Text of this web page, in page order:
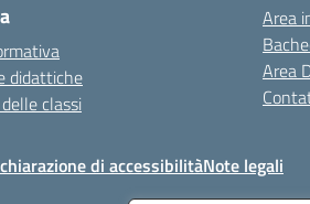
didattiche
classi
Area
Area
di accessibilitàNote legali